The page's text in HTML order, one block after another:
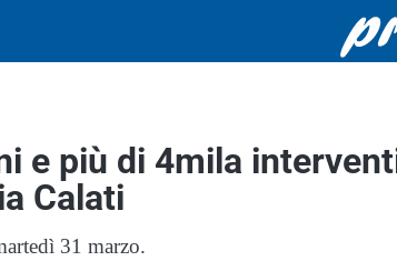
e più di 4mila
Calati
31 marzo.